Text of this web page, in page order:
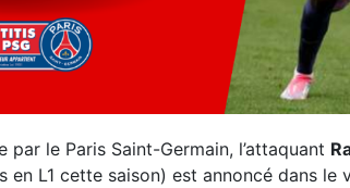
par le Paris Saint-Germain, l’attaquant
L1 cette saison) est annoncé dans le